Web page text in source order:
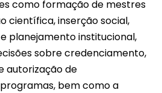
como formação de mestres
científica, inserção social,
planejamento institucional,
sobre credenciamento,
autorização de
bem como a